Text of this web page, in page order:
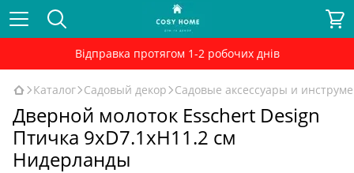
Відправка протягом 1-2 робочих днів
Каталог Садовый декор Садовые аксессуары и
Дверной молоток Esschert Design
Птичка 9xD7.1xH11.2 см
Нидерланды